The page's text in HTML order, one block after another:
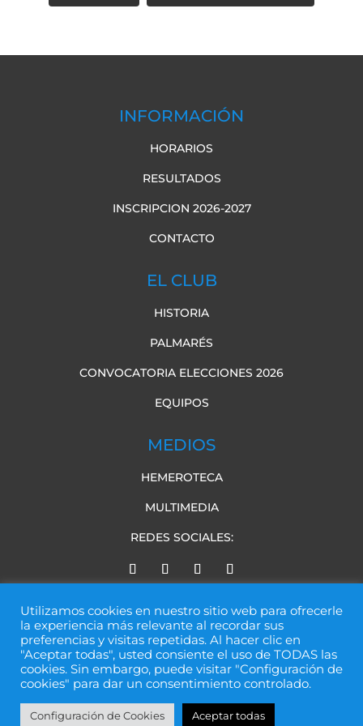
INFORMACIÓN
HORARIOS
RESULTADOS
INSCRIPCION 2026-2027
CONTACTO
EL CLUB
HISTORIA
PALMARÉS
CONVOCATORIA ELECCIONES 2026
EQUIPOS
MEDIOS
HEMEROTECA
MULTIMEDIA
REDES SOCIALES:
Web desarrollada porIBP Digital
Aviso legal|Política de Cookies|Política de Privacidad
Utilizamos cookies en nuestro sitio web para ofrecerle
la experiencia más relevante al recordar sus
preferencias y visitas repetidas. Al hacer clic en
"Aceptar todas", usted consiente el uso de TODAS las
cookies. Sin embargo, puede visitar "Configuración de
cookies" para dar un consentimiento controlado.
Configuración de Cookies Aceptar todas